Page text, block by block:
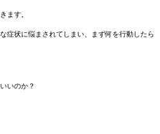
ます。
症状に悩まされてしまい、まず何を行動したら
いのか？